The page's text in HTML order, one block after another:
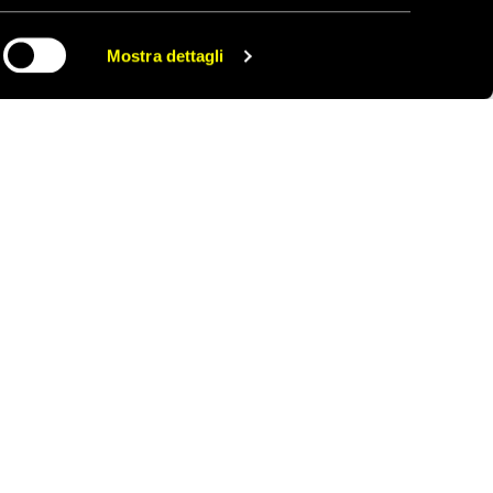
Mostra dettagli
nel 2014. Ha
criminalità,
condanne a morte,
CONDIVIDI